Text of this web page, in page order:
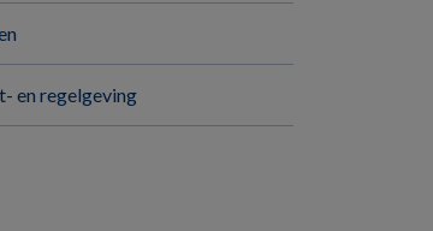
en regelgeving